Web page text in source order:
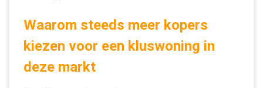
kopers
voor
een
Waarom steeds meer kopers
kiezen voor een kluswoning in
deze markt